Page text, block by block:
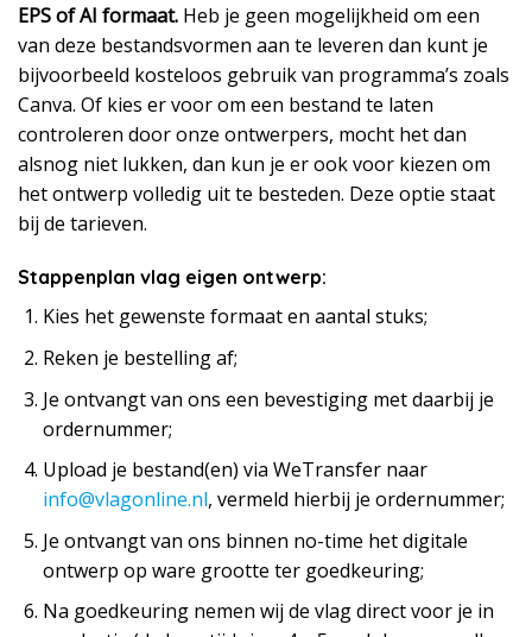
EPS of AI formaat. Heb je geen mogelijkheid om een
van deze bestandsvormen aan te leveren dan kunt je
bijvoorbeeld kosteloos gebruik van programma’s zoals
Canva. Of kies er voor om een bestand te laten
controleren door onze ontwerpers, mocht het dan
alsnog niet lukken, dan kun je er ook voor kiezen om
het ontwerp volledig uit te besteden. Deze optie staat
bij de tarieven.
Stappenplan vlag eigen ontwerp:
Kies het gewenste formaat en aantal stuks;
Reken je bestelling af;
Je ontvangt van ons een bevestiging met daarbij je
ordernummer;
Upload je bestand(en) via WeTransfer naar
info@vlagonline.nl, vermeld hierbij je ordernummer;
Je ontvangt van ons binnen no-time het digitale
ontwerp op ware grootte ter goedkeuring;
Na goedkeuring nemen wij de vlag direct voor je in